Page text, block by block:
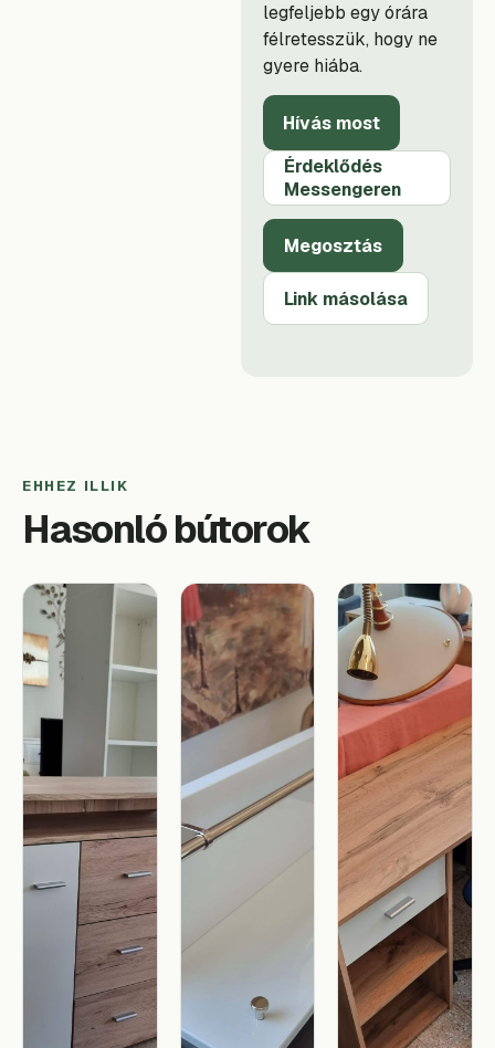
legfeljebb egy órára
félretesszük, hogy ne
gyere hiába.
Hívás most
Érdeklődés
Messengeren
Megosztás
Link másolása
EHHEZ ILLIK
Hasonló bútorok